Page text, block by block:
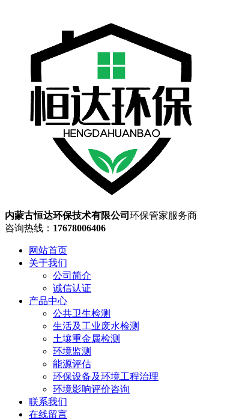
内蒙古恒达环保技术有限公司 环保管家服务商
咨询热线： 17678006406
网站首页
关于我们
公司简介
诚信认证
产品中心
公共卫生检测
生活及工业废水检测
土壤重金属检测
环境监测
能源评估
环保设备及环境工程治理
环境影响评价咨询
联系我们
在线留言